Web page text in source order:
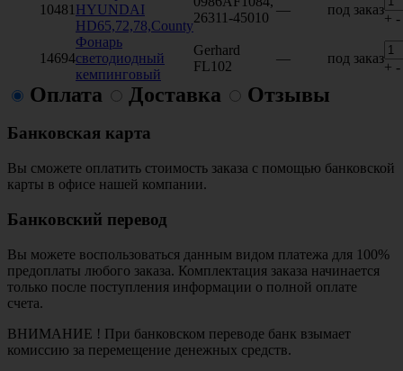
10481 HYUNDAI
HD65,72,78,County
26311-45010
— под заказ
+ -
14694
Фонарь
светодиодный
кемпинговый
Gerhard
FL102
— под заказ
+ -
Оплата Доставка Отзывы
Банковская карта
Вы сможете оплатить стоимость заказа с помощью банковской
карты в офисе нашей компании.
Банковский перевод
Вы можете воспользоваться данным видом платежа для 100%
предоплаты любого заказа. Комплектация заказа начинается
только после поступления информации о полной оплате
счета.
ВНИМАНИЕ ! При банковском переводе банк взымает
комиссию за перемещение денежных средств.